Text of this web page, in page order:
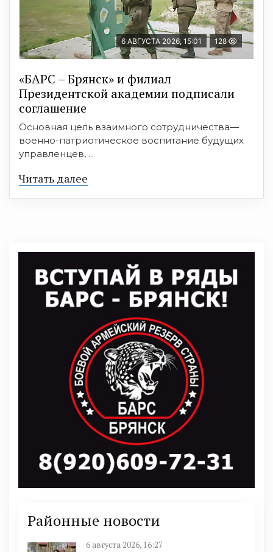
6 АВГУСТА 2026, 15:01 128
«БАРС – Брянск» и филиал
Президентской академии подписали
соглашение
Основная цель взаимного сотрудничества—
военно-патриотическое воспитание будущих
управленцев, ...
Читать далее
Районные новости
6 августа 2026, 16:27